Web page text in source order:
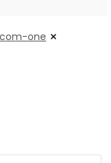
one